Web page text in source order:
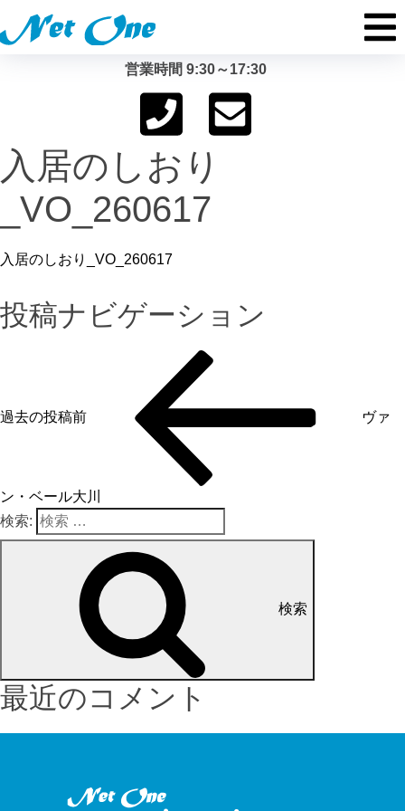
営業時間 9:30～17:30
入居のしおり
_VO_260617
入居のしおり_VO_260617
投稿ナビゲーション
過去の投稿前 ヴァ
ン・ベール大川
検索:
検索
最近のコメント